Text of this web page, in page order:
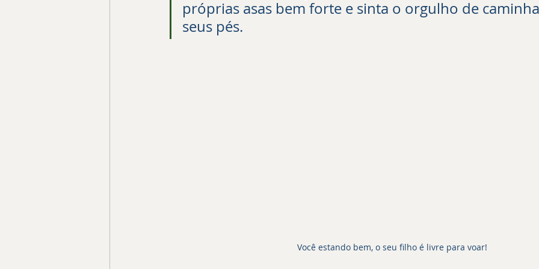
próprias asas bem forte e sinta o orgulho de
seus pés.
Você estando bem, o seu filho é livre para voar!